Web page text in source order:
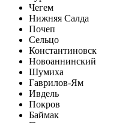
Чегем
Нижняя Салда
Почеп
Сельцо
Константиновск
Новоаннинский
Шумиха
Гаврилов-Ям
Ивдель
Покров
Баймак